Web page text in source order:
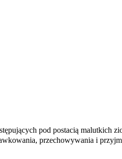
pod postacią malutkich
przechowywania i